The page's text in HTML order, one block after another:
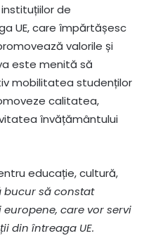
de
UE, care împărtășesc
valorile și
este menită să
mobilitatea studenților
calitatea,
învățământului
educație, cultură,
bucur să constat
care vor servi
din întreaga UE.